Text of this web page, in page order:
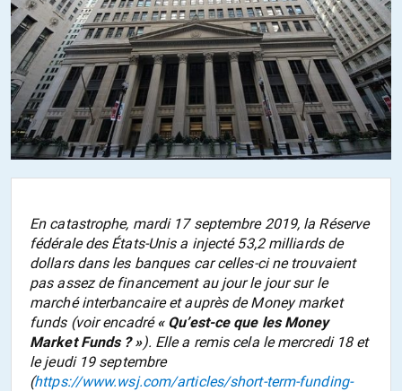
En catastrophe, mardi 17 septembre 2019, la Réserve
fédérale des États-Unis a injecté 53,2 milliards de
dollars dans les banques car celles-ci ne trouvaient
pas assez de financement au jour le jour sur le
marché interbancaire et auprès deMoney market
funds(voir encadré« Qu’est-ce que les Money
Market Funds ? »). Elle a remis cela le mercredi 18 et
le jeudi 19 septembre
(https://www.wsj.com/articles/short-term-funding-